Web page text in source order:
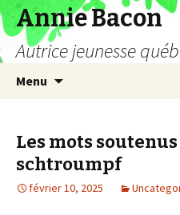
Annie Bacon
Autrice jeunesse
Menu
Les mots
schtroumpf
février 10, 2025